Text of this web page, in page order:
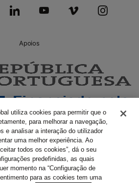
Apoios
utiliza cookies para permitir que o
para melhorar a navegação,
e analisar a interação do utilizador
uma melhor experiência. Ao
todos os cookies”, dá o seu
predefinidas, as quais
momento na “Configuração de
para as cookies tem uma